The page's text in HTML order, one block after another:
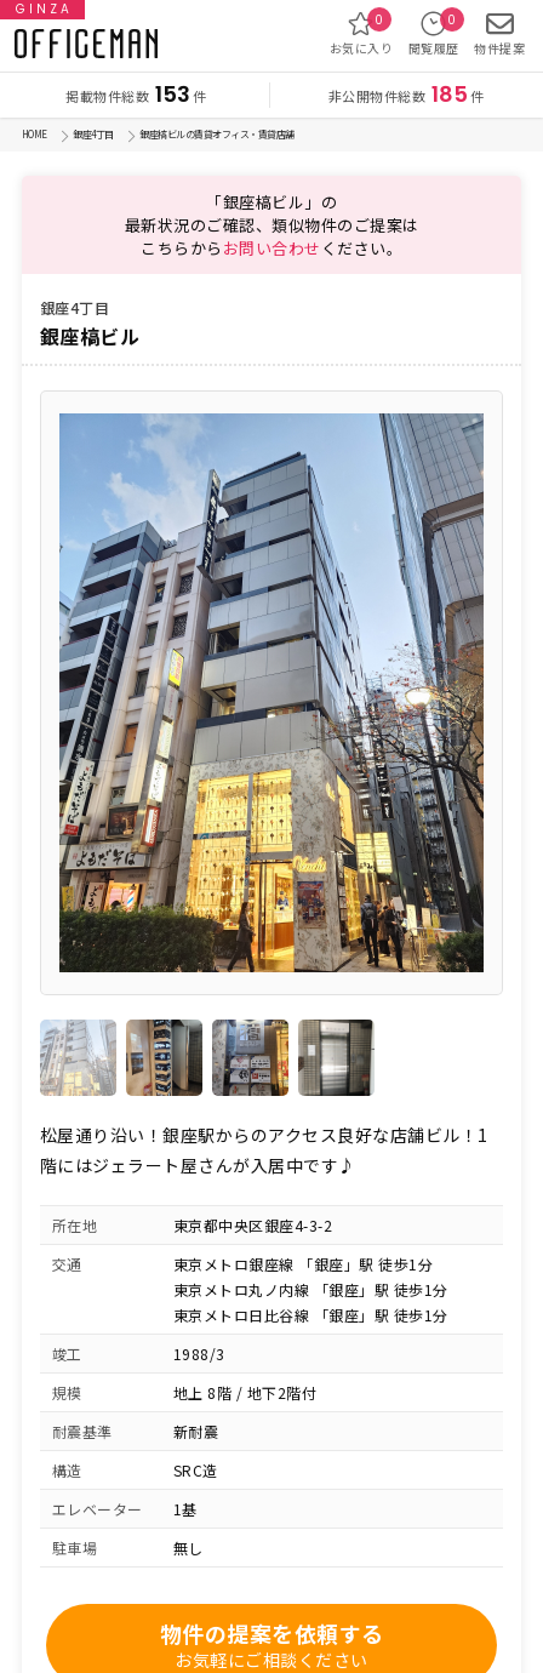
GINZA
掲載物件総数 153件 非公開物件総数 185件
お気に入り
0
閲覧履歴
0
物件提案
HOME 銀座4丁目 銀座槁ビルの賃貸オフィス・賃貸店舗
「銀座槁ビル」の
最新状況のご確認、類似物件のご提案は
こちらから お問い合わせ ください。
銀座4丁目
銀座槁ビル
松屋通り沿い！銀座駅からのアクセス良好な店舗ビル！1
階にはジェラート屋さんが入居中です♪
所在地
東京都中央区銀座4-3-2
交通
東京メトロ銀座線 「銀座」駅 徒歩1分
東京メトロ丸ノ内線 「銀座」駅 徒歩1分
東京メトロ日比谷線 「銀座」駅 徒歩1分
竣工
1988/3
規模
地上 8階 / 地下2階付
耐震基準
新耐震
構造
SRC造
エレベーター
1基
駐車場
無し
物件の提案を依頼する
お気軽にご相談ください